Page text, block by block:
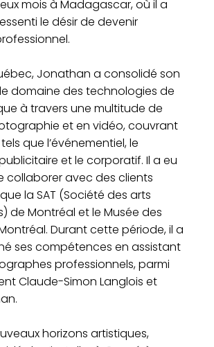
mois à Madagascar, où il a
le désir de devenir
Jonathan a consolidé son
domaine des technologies de
à travers une multitude de
et en vidéo, couvrant
que l’événementiel, le
et le corporatif. Il a eu
collaborer avec des clients
la SAT (Société des arts
de Montréal et le Musée des
Durant cette période, il a
ses compétences en assistant
professionnels, parmi
Claude-Simon Langlois et
horizons artistiques,